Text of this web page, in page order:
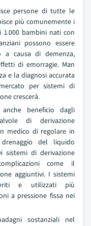
persone di tutte le
più comunemente i
bambini nati con
possono essere
a causa di demenza,
di emorragie. Man
e la diagnosi accurata
per sistemi di
crescerà.
beneficio dagli
di derivazione
medico di regolare in
del liquido
sistemi di derivazione
come il
aggiuntivi. I sistemi
e utilizzati più
a pressione fissa nei
sostanziali nel